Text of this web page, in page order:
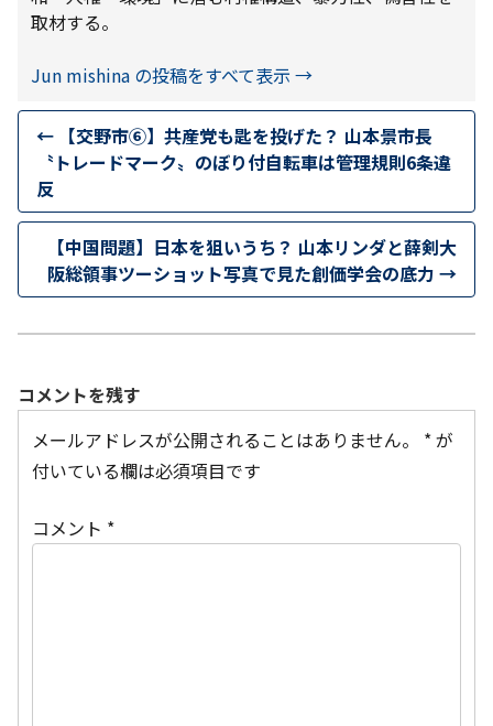
取材する。
Jun mishina の投稿をすべて表示 →
← 【交野市⑥】共産党も匙を投げた？ 山本景市長
〝トレードマーク〟のぼり付自転車は管理規則6条違
反
【中国問題】日本を狙いうち？ 山本リンダと薛剣大
阪総領事ツーショット写真で見た創価学会の底力 →
コメントを残す
メールアドレスが公開されることはありません。
*が
付いている欄は必須項目です
コメント *